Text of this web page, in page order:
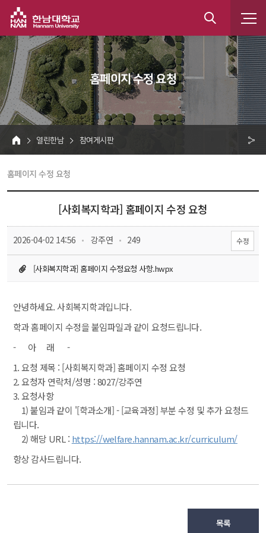
통
홈페이지 수정 요청
HOME
열린한남 참여게시판
유
홈페이지 수정 요청
[사회복지학과] 홈페이지 수정 요청
2026-04-02 14:56 강주연 249 수정
[사회복지학과] 홈페이지 수정요청 사항.hwpx
안녕하세요. 사회복지학과입니다.
학과 홈페이지 수정을 붙임파일과 같이 요청드립니다.
- 아 래 -
1. 요청 제목 : [사회복지학과] 홈페이지 수정 요청
2. 요청자 연락처/성명 : 8027/강주연
3. 요청사항
1) 붙임과 같이 '[학과소개] - [교육과정] 부분 수정 및 추가 요청드
립니다.
2) 해당 URL : https://welfare.hannam.ac.kr/curriculum/
항상 감사드립니다.
목록